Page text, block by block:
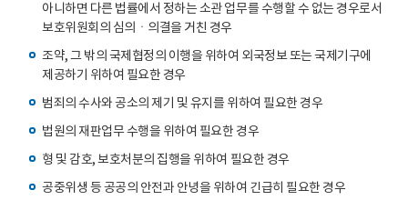
아니하면 다른 법률에서 정하는 소관 업무를 수행할 수 없는 경우로서
보호위원회의 심의ㆍ의결을 거친 경우
조약, 그 밖의 국제협정의 이행을 위하여 외국정보 또는 국제기구에
제공하기 위하여 필요한 경우
범죄의 수사와 공소의 제기 및 유지를 위하여 필요한 경우
법원의 재판업무 수행을 위하여 필요한 경우
형 및 감호, 보호처분의 집행을 위하여 필요한 경우
공중위생 등 공공의 안전과 안녕을 위하여 긴급히 필요한 경우